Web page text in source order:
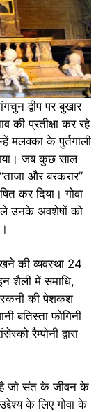
द्वीप पर बुखार
की प्रतीक्षा कर रहे
मलक्का के पुर्तगाली
जब कुछ साल
और बरकरार”
कर दिया। गोवा
उनके अवशेषों को
की व्यवस्था 24
शैली में समाधि,
की पेशकश
बतिस्ता फोगिनी
रैम्पोनी द्वारा
है जो संत के जीवन के
के लिए गोवा के